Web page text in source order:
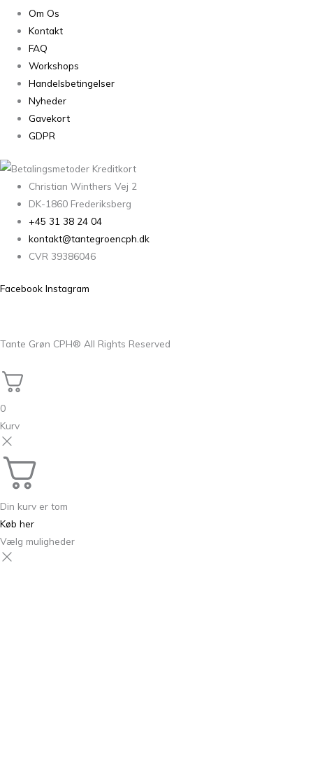
Om Os
Kontakt
FAQ
Workshops
Handelsbetingelser
Nyheder
Gavekort
GDPR
Christian Winthers Vej 2
DK-1860 Frederiksberg
+45 31 38 24 04
kontakt@tantegroencph.dk
CVR 39386046
Facebook Instagram
Tante Grøn CPH® All Rights Reserved
0
Kurv
Din kurv er tom
Køb her
Vælg muligheder